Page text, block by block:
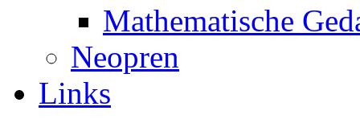
Mathematische
Neopren
Links